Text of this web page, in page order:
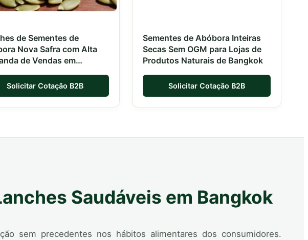
de Sementes de
Nova Safra com Alta
de Vendas em
Solicitar Cotação B2B
Sementes de Abóbora Inteiras
Secas Sem OGM para Lojas de
Produtos Naturais de Bangkok
Solicitar Cotação B2B
Saudáveis em Bangkok
sem precedentes nos hábitos alimentares dos consumidores.